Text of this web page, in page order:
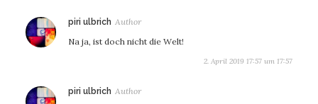
piri ulbrich sagt:
Na ja, ist doch nicht die Welt!
2. April 2019 17:57 um 17:57
piri ulbrich sagt: